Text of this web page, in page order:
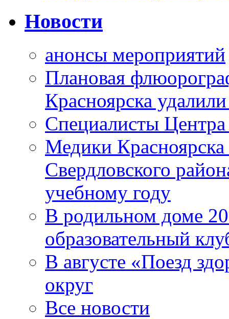
Новости
анонсы мероприятий
Плановая
Красноярска
Специалисты
Медики
Свердловского
учебному году
В родильном доме
образовательный
В августе «Поезд
округ
Все новости